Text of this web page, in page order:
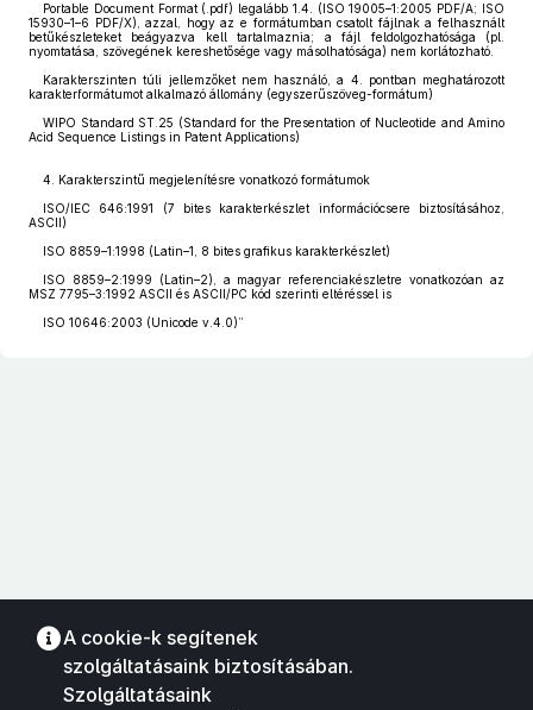
Portable Document Format (.pdf) legalább 1.4. (ISO 19005–1:2005 PDF/A; ISO
15930–1–6 PDF/X), azzal, hogy az e formátumban csatolt fájlnak a felhasznált
betűkészleteket beágyazva kell tartalmaznia; a fájl feldolgozhatósága (pl.
nyomtatása, szövegének kereshetősége vagy másolhatósága) nem korlátozható.
Karakterszinten túli jellemzőket nem használó, a 4. pontban meghatározott
karakterformátumot alkalmazó állomány (egyszerűszöveg-formátum)
WIPO Standard ST.25 (Standard for the Presentation of Nucleotide and Amino
Acid Sequence Listings in Patent Applications)
4. Karakterszintű megjelenítésre vonatkozó formátumok
ISO/IEC 646:1991 (7 bites karakterkészlet információcsere biztosításához,
ASCII)
ISO 8859–1:1998 (Latin–1, 8 bites grafikus karakterkészlet)
ISO 8859–2:1999 (Latin–2), a magyar referenciakészletre vonatkozóan az
MSZ 7795–3:1992 ASCII és ASCII/PC kód szerinti eltéréssel is
ISO 10646:2003 (Unicode v.4.0)”
A cookie-k segítenek
szolgáltatásaink biztosításában.
Szolgáltatásaink